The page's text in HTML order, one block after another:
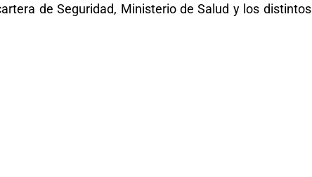
de Seguridad, Ministerio de Salud y los distintos